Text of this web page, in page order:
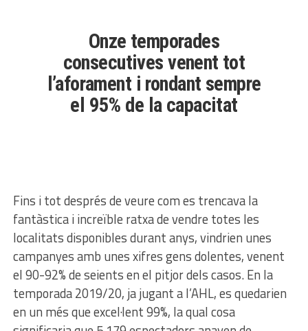
Onze temporades
consecutives venent tot
l’aforament i rondant sempre
el 95% de la capacitat
Fins i tot després de veure com es trencava la
fantàstica i increïble ratxa de vendre totes les
localitats disponibles durant anys, vindrien unes
campanyes amb unes xifres gens dolentes, venent
el 90-92% de seients en el pitjor dels casos. En la
temporada 2019/20, ja jugant a l’AHL, es quedarien
en un més que excel·lent 99%, la qual cosa